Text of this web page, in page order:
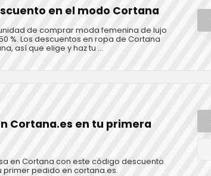
en el modo Cortana
de comprar moda femenina de lujo
%. Los descuentos en ropa de Cortana
así que elige y haz tu ...
Cortana.es en tu primera
en Cortana con este código descuento
primer pedido en cortana.es.